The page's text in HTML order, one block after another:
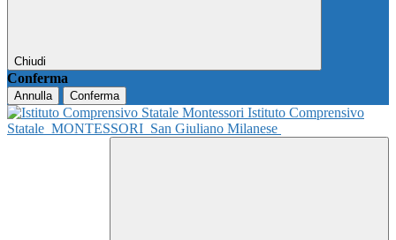
Chiudi
Conferma
Annulla Conferma
Istituto Comprensivo
Statale MONTESSORI San Giuliano Milanese